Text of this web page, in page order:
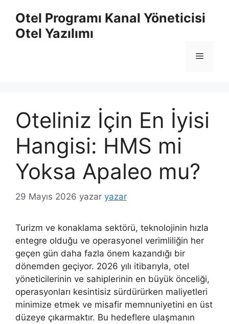
Otel Programı Kanal Yöneticisi
Otel Yazılımı
Menü
Oteliniz İçin En İyisi
Hangisi: HMS mi
Yoksa Apaleo mu?
29 Mayıs 2026 yazar yazar
Turizm ve konaklama sektörü, teknolojinin hızla
entegre olduğu ve operasyonel verimliliğin her
geçen gün daha fazla önem kazandığı bir
dönemden geçiyor. 2026 yılı itibarıyla, otel
yöneticilerinin ve sahiplerinin en büyük önceliği,
operasyonları kesintisiz sürdürürken maliyetleri
minimize etmek ve misafir memnuniyetini en üst
düzeye çıkarmaktır. Bu hedeflere ulaşmanın